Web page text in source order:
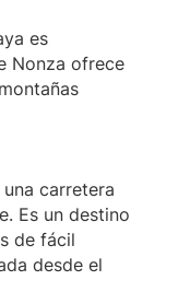
es
Nonza ofrece
carretera
Es un destino
de fácil
desde el